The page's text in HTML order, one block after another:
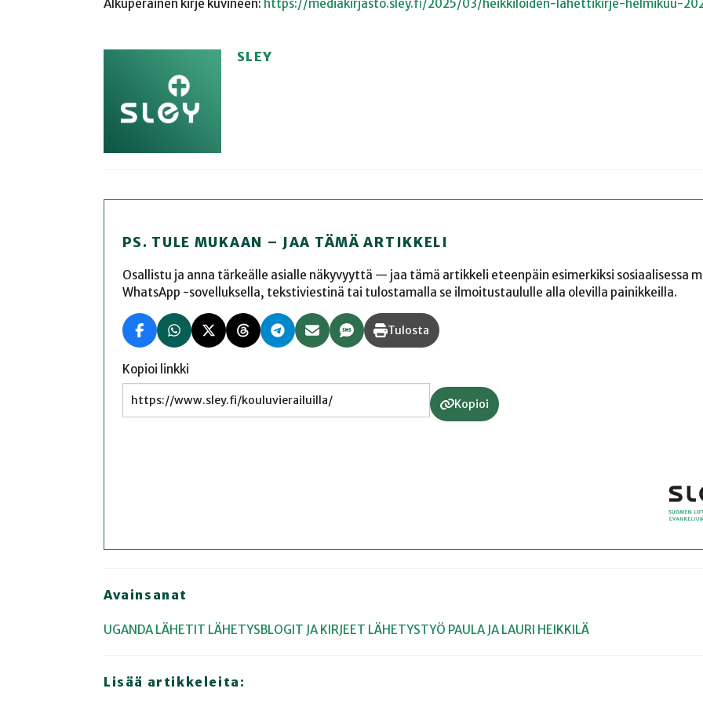
Alkuperäinen kirje kuvineen: https://mediakirjasto.sley.fi/2025/03/heikkiloiden-lahettikirje-helmikuu-
SLEY
PS. TULE MUKAAN – JAA TÄMÄ ARTIKKELI
Osallistu ja anna tärkeälle asialle näkyvyyttä — jaa tämä artikkeli eteenpäin esimerkiksi sosiaalisessa
WhatsApp -sovelluksella, tekstiviestinä tai tulostamalla se ilmoitustaululle alla olevilla painikkeilla.
Tulosta
Kopioi linkki
Kopioi
Avainsanat
UGANDA LÄHETIT LÄHETYSBLOGIT JA KIRJEET LÄHETYSTYÖ PAULA JA LAURI HEIKKILÄ
Lisää artikkeleita: